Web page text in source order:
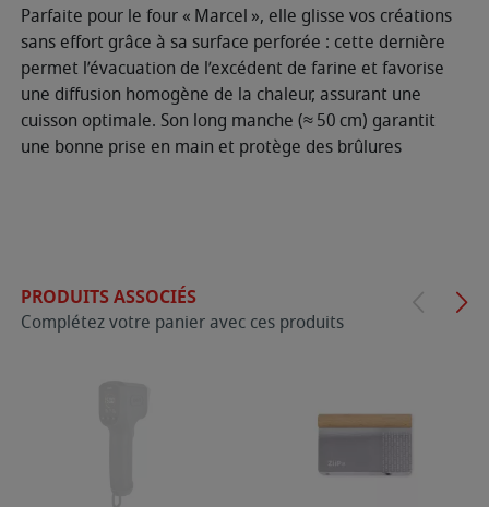
Parfaite pour le four « Marcel », elle glisse vos créations
sans effort grâce à sa surface perforée : cette dernière
permet l’évacuation de l’excédent de farine et favorise
une diffusion homogène de la chaleur, assurant une
cuisson optimale. Son long manche (≈ 50 cm) garantit
une bonne prise en main et protège des brûlures
PRODUITS ASSOCIÉS
Complétez votre panier avec ces produits